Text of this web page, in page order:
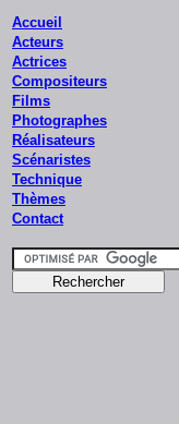
Accueil
Acteurs
Actrices
Compositeurs
Films
Photographes
Réalisateurs
Scénaristes
Technique
Thèmes
Contact